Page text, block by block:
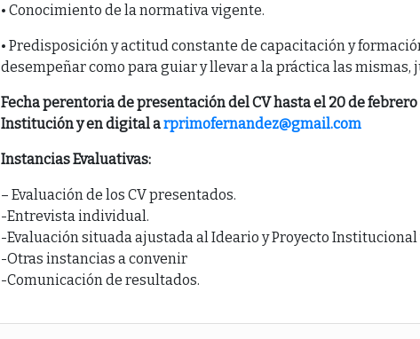
• Conocimiento de la normativa vigente.
• Predisposición y actitud constante de capacitación y
desempeñar como para guiar y llevar a la práctica las mismas,
Fecha perentoria de presentación del CV hasta el 20 de
Institución y en digital arprimofernandez@gmail.com
Instancias Evaluativas:
– Evaluación de los CV presentados.
-Entrevista individual.
-Evaluación situada ajustada al Ideario y Proyecto Institucional
-Otras instancias a convenir
-Comunicación de resultados.